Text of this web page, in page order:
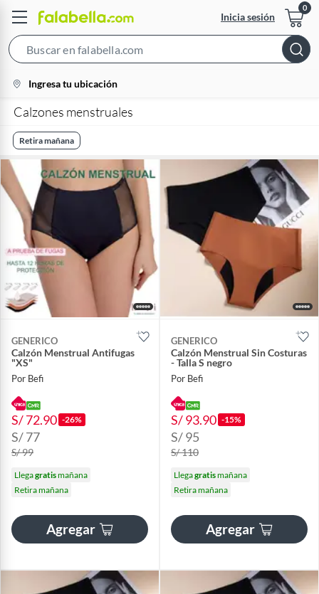
Inicia sesión
Bar
location-
icon
Ingresa tu ubicación
Calzones menstruales
Retira mañana
GENERICO
Calzón Menstrual Antifugas
"XS"
Por Befi
S/ 72.90 -26%
S/ 77
S/ 99
Llegagratismañana
Retira mañana
Agregar
GENERICO
Calzón Menstrual Sin Costuras
- Talla S negro
Por Befi
S/ 93.90 -15%
S/ 95
S/ 110
Llegagratismañana
Retira mañana
Agregar